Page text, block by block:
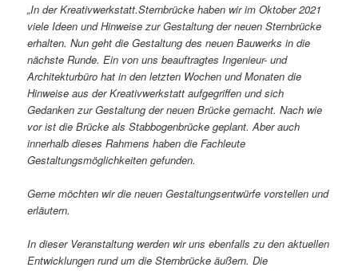
„In der Kreativwerkstatt.Sternbrücke haben wir im Oktober 2021
viele Ideen und Hinweise zur Gestaltung der neuen Sternbrücke
erhalten. Nun geht die Gestaltung des neuen Bauwerks in die
nächste Runde. Ein von uns beauftragtes Ingenieur- und
Architekturbüro hat in den letzten Wochen und Monaten die
Hinweise aus der Kreativwerkstatt aufgegriffen und sich
Gedanken zur Gestaltung der neuen Brücke gemacht. Nach wie
vor ist die Brücke als Stabbogenbrücke geplant. Aber auch
innerhalb dieses Rahmens haben die Fachleute
Gestaltungsmöglichkeiten gefunden.
Gerne möchten wir die neuen Gestaltungsentwürfe vorstellen und
erläutern.
In dieser Veranstaltung werden wir uns ebenfalls zu den aktuellen
Entwicklungen rund um die Sternbrücke äußern. Die